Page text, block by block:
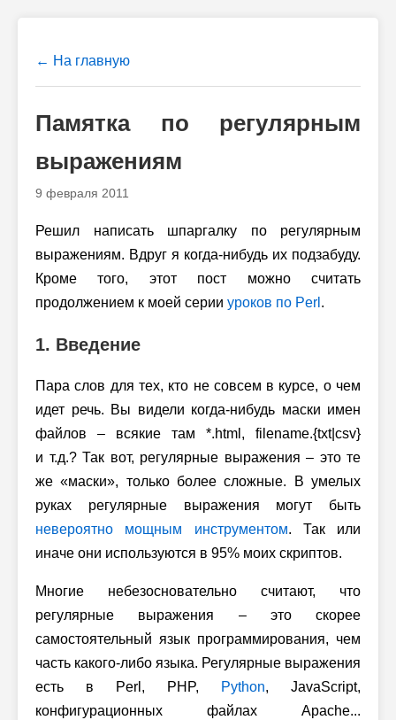
← На главную
Памятка по регулярным
выражениям
9 февраля 2011
Решил написать шпаргалку по регулярным
выражениям. Вдруг я когда-нибудь их подзабуду.
Кроме того, этот пост можно считать
продолжением к моей серии уроков по Perl .
1. Введение
Пара слов для тех, кто не совсем в курсе, о чем
идет речь. Вы видели когда-нибудь маски имен
файлов – всякие там *.html, filename.{txt|csv}
и т.д.? Так вот, регулярные выражения – это те
же «маски», только более сложные. В умелых
руках регулярные выражения могут быть
невероятно мощным инструментом. Так или
иначе они используются в 95% моих скриптов.
Многие небезосновательно считают, что
регулярные выражения – это скорее
самостоятельный язык программирования, чем
часть какого-либо языка. Регулярные выражения
есть в Perl, PHP,
Python, JavaScript,
конфигурационных файлах Apache...